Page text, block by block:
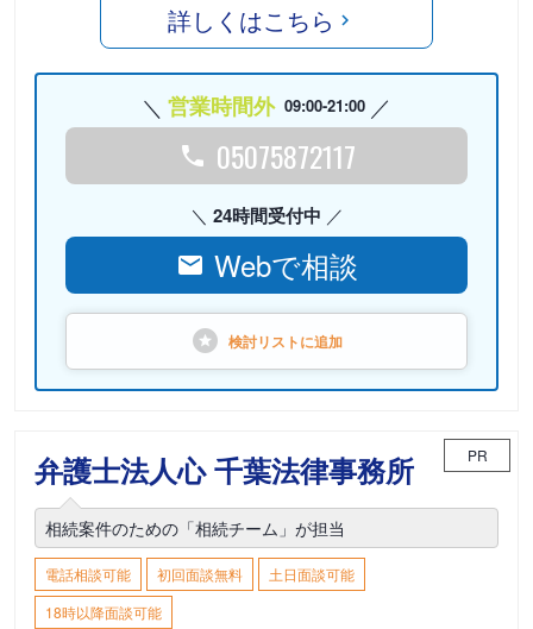
詳しくはこちら
営業時間外 09:00-21:00
05075872117
24時間受付中
Webで相談
検討リストに追加
弁護士法人心 千葉法律事務所 PR
相続案件のための「相続チーム」が担当
電話相談可能 初回面談無料
土日面談可能
18時以降面談可能